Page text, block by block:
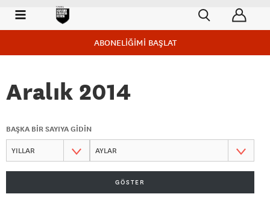
ABONELİĞİMİ BAŞLAT
Aralık 2014
BAŞKA BİR SAYIYA GİDİN
GÖSTER